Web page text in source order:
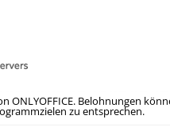
ONLYOFFICE. Belohnungen
zu entsprechen.